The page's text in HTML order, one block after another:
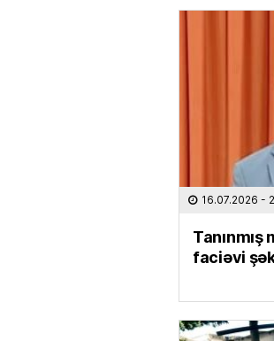
16.07.2026 -
Tanınmış
faciəvi